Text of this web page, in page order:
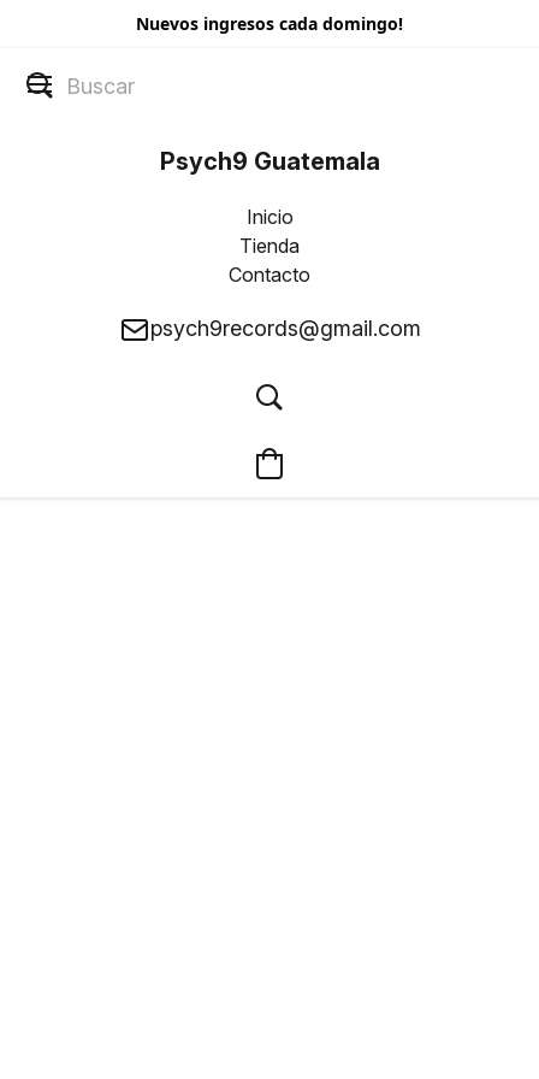
Nuevos ingresos cada domingo!
Psych9 Guatemala
Inicio
Tienda
Contacto
psych9records@gmail.com